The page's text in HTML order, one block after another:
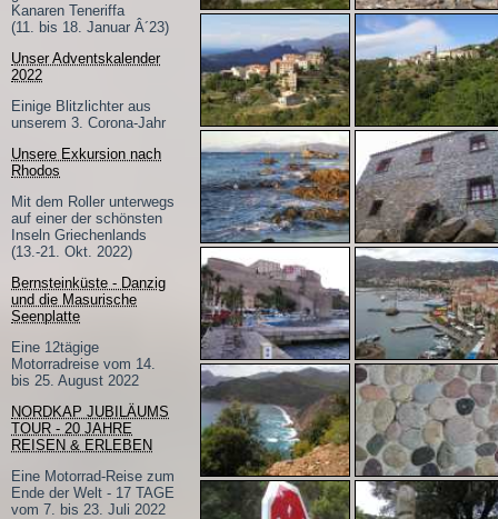
Kanaren Teneriffa
(11. bis 18. Januar Â´23)
Unser Adventskalender
2022
Einige Blitzlichter aus
unserem 3. Corona-Jahr
Unsere Exkursion nach
Rhodos
Mit dem Roller unterwegs
auf einer der schönsten
Inseln Griechenlands
(13.-21. Okt. 2022)
Bernsteinküste - Danzig
und die Masurische
Seenplatte
Eine 12tägige
Motorradreise vom 14.
bis 25. August 2022
NORDKAP JUBILÄUMS
TOUR - 20 JAHRE
REISEN & ERLEBEN
Eine Motorrad-Reise zum
Ende der Welt - 17 TAGE
vom 7. bis 23. Juli 2022